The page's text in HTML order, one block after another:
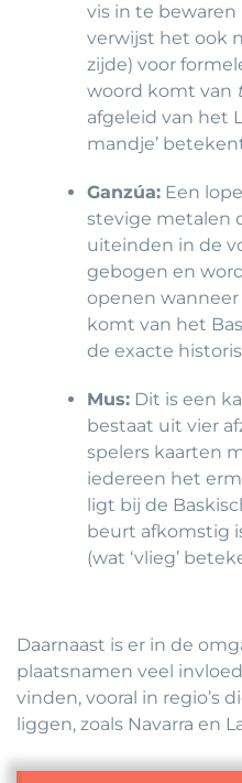
vis in te bewaren
verwijst het ook
zijde) voor
woord komt van
afgeleid van het
mandje’
Ganzúa: Een
stevige metalen
uiteinden in de
gebogen en
openen
komt van het
de exacte
Mus: Dit is een
bestaat uit vier
spelers kaarten
iedereen het
ligt bij de
beurt afkomstig
(wat ‘vlieg’
Daarnaast is er in de
plaatsnamen veel
vinden, vooral in regio’s
liggen, zoals Navarra en